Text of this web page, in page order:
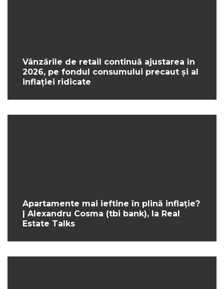
Vânzările de retail continuă ajustarea în
2026, pe fondul consumului precaut și al
inflației ridicate
Apartamente mai ieftine în plină inflație?
| Alexandru Cosma (tbi bank), la Real
Estate Talks